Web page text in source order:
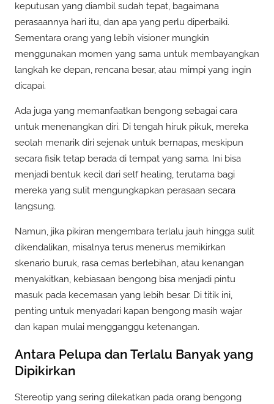
keputusan yang diambil sudah tepat, bagaimana
perasaannya hari itu, dan apa yang perlu diperbaiki.
Sementara orang yang lebih visioner mungkin
menggunakan momen yang sama untuk membayangkan
langkah ke depan, rencana besar, atau mimpi yang ingin
dicapai.
Ada juga yang memanfaatkan bengong sebagai cara
untuk menenangkan diri. Di tengah hiruk pikuk, mereka
seolah menarik diri sejenak untuk bernapas, meskipun
secara fisik tetap berada di tempat yang sama. Ini bisa
menjadi bentuk kecil dari self healing, terutama bagi
mereka yang sulit mengungkapkan perasaan secara
langsung.
Namun, jika pikiran mengembara terlalu jauh hingga sulit
dikendalikan, misalnya terus menerus memikirkan
skenario buruk, rasa cemas berlebihan, atau kenangan
menyakitkan, kebiasaan bengong bisa menjadi pintu
masuk pada kecemasan yang lebih besar. Di titik ini,
penting untuk menyadari kapan bengong masih wajar
dan kapan mulai mengganggu ketenangan.
Antara Pelupa dan Terlalu Banyak yang
Dipikirkan
Stereotip yang sering dilekatkan pada orang bengong